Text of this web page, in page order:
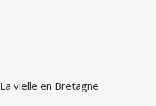
La vielle en Bretagne